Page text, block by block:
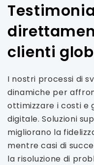
clienti
I nostri processi di
dinamiche per
ottimizzare i costi e
digitale. Soluzioni
migliorano la
mentre casi di
la risoluzione di